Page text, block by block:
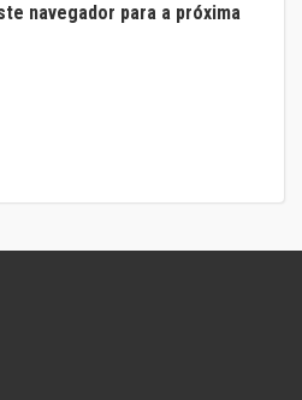
navegador para a próxima